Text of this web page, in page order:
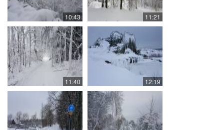
10:43 11:21
11:40 12:19